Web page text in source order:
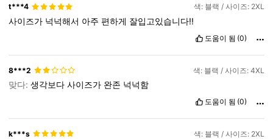
t***4 색: 블랙 / 사이즈: 2XL
사이즈가 넉넉해서 아주편하게 잘입고있습니다!!
도움이 됨 (0)
8***2 색: 블랙 / 사이즈: 4XL
맞다:생각보다사이즈가 완존 넉넉함
도움이 됨 (0)
k***s 색: 블랙 / 사이즈: 2XL